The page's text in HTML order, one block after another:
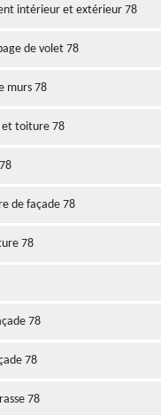
intérieur et extérieur 78
de volet 78
murs 78
et toiture 78
de façade 78
78
78
78
78